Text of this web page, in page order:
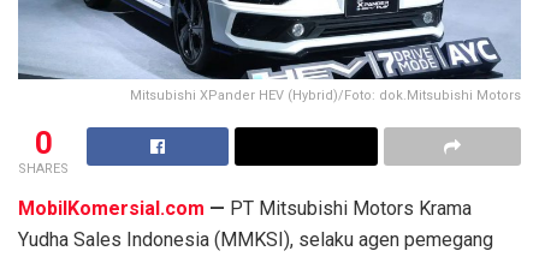
Mitsubishi XPander HEV (Hybrid)/Foto: dok.Mitsubishi Motors
0
SHARES
MobilKomersial.com — PT Mitsubishi Motors Krama
Yudha Sales Indonesia (MMKSI), selaku agen pemegang